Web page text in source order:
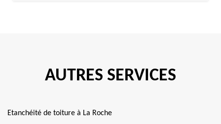
AUTRES SERVICES
Etanchéité de toiture à La Roche